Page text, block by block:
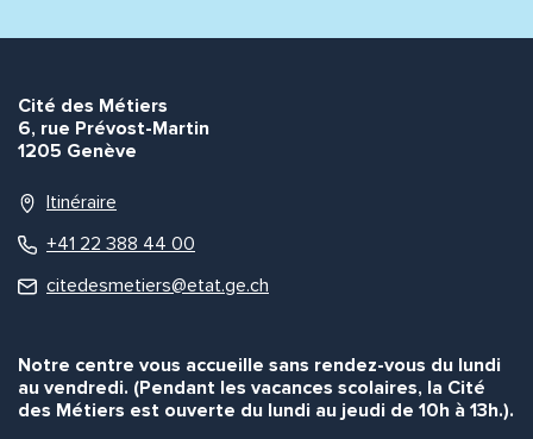
Cité des Métiers
6, rue Prévost-Martin
1205 Genève
Itinéraire
+41 22 388 44 00
citedesmetiers@etat.ge.ch
Notre centre vous accueille sans rendez-vous du lundi
au vendredi. (Pendant les vacances scolaires, la Cité
des Métiers est ouverte du lundi au jeudi de 10h à 13h.).